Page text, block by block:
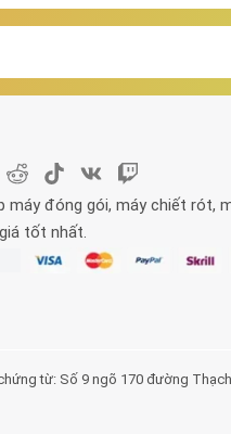
máy đóng gói, máy chiết rót,
tốt nhất.
từ: Số 9 ngõ 170 đường